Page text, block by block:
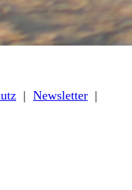
| Newsletter |